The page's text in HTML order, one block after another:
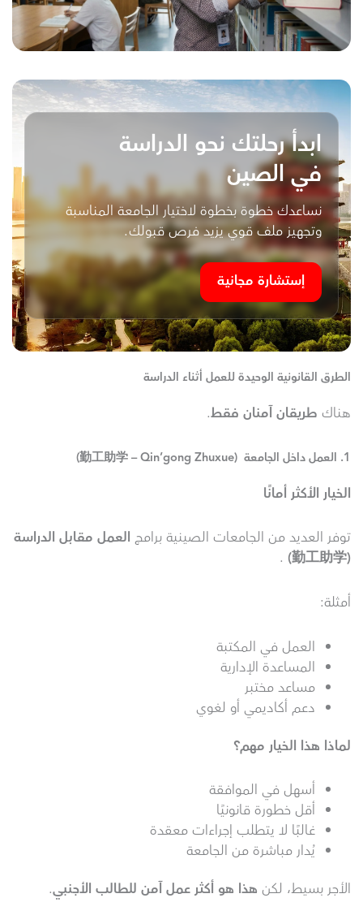
ابدأ رحلتك نحو الدراسة
في الصين
نساعدك خطوة بخطوة لاختيار الجامعة المناسبة
وتجهيز ملف قوي يزيد فرص قبولك.
إستشارة مجانية
الطرق القانونية الوحيدة للعمل أثناء الدراسة
هناك طريقان آمنان فقط.
1. العمل داخل الجامعة (勤工助学 – Qin’gong Zhuxue)
الخيار الأكثر أمانًا
توفر العديد من الجامعات الصينية برامج العمل مقابل الدراسة
(
勤工助学
)
.
أمثلة:
العمل في المكتبة
المساعدة الإدارية
مساعد مختبر
دعم أكاديمي أو لغوي
لماذا هذا الخيار مهم؟
أسهل في الموافقة
أقل خطورة قانونيًا
غالبًا لا يتطلب إجراءات معقدة
يُدار مباشرة من الجامعة
الأجر بسيط، لكن هذا هو أكثر عمل آمن للطالب الأجنبي.